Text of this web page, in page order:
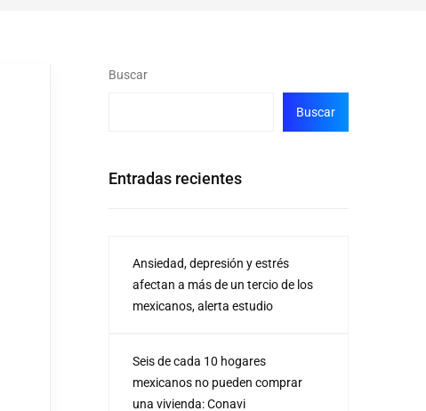
Buscar
Buscar
Entradas recientes
Ansiedad, depresión y estrés
afectan a más de un tercio de los
mexicanos, alerta estudio
Seis de cada 10 hogares
mexicanos no pueden comprar
una vivienda: Conavi